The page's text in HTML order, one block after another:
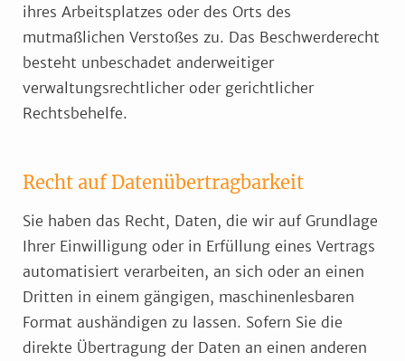
ihres Arbeitsplatzes oder des Orts des
mutmaßlichen Verstoßes zu. Das Beschwerderecht
besteht unbeschadet anderweitiger
verwaltungsrechtlicher oder gerichtlicher
Rechtsbehelfe.
Recht auf Daten­übertrag­barkeit
Sie haben das Recht, Daten, die wir auf Grundlage
Ihrer Einwilligung oder in Erfüllung eines Vertrags
automatisiert verarbeiten, an sich oder an einen
Dritten in einem gängigen, maschinenlesbaren
Format aushändigen zu lassen. Sofern Sie die
direkte Übertragung der Daten an einen anderen